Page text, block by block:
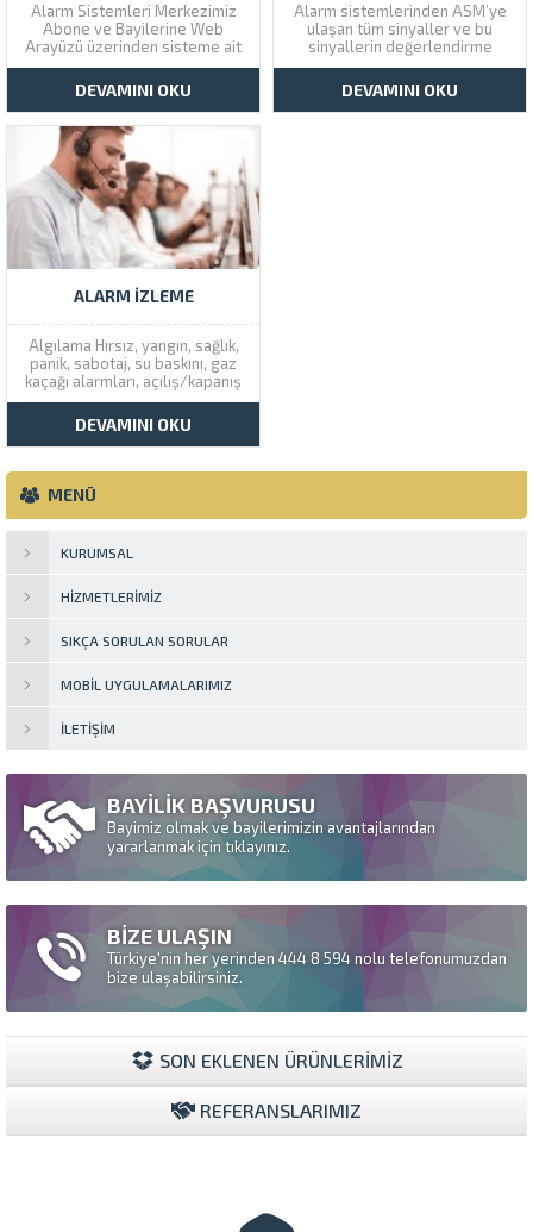
Alarm Sistemleri Merkezimiz
Abone ve Bayilerine Web
Arayüzü üzerinden sisteme ait
bilgi ve raporlarına on-line
ulaşma imkanı sunar. Alarm
Sistemleri Merkezimiz
tarafından izlenen müşteri ve
bayilerine vereceğimiz kullanıcı
kodu ve şifre sayesinde
sisteme güvenli bir şekilde giriş
yapabilir ve sisteme...
DEVAMINI OKU
Alarm sistemlerinden ASM’ye
ulaşan tüm sinyaller ve bu
sinyallerin değerlendirme
raporları abonelere
günlük,haftalık veya aylık olarak
E-Posta yolu ile ulaştırılır.
Raporlar üzerinden alınan alarm
DEVAMINI OKU
ALARM İZLEME
Algılama Hırsız, yangın, sağlık,
panik, sabotaj, su baskını, gaz
kaçağı alarmları, açılış/kapanış
takibi, akü arızası vb. gibi
sinyaller, operatörlerimiz
tarafından profesyonelce
değerlendirilir. Bölgelerden
gelen alarmlar bölge
isimleriyle birlikte
raporlandırılır (Giriş Manyetik
Kontak, Hol Pır vb.). Panik
DEVAMINI OKU
MENÜ
KURUMSAL
HIZMETLERIMIZ
SIKÇA SORULAN SORULAR
MOBIL UYGULAMALARIMIZ
İLETIŞIM
BAYİLİK BAŞVURUSU
Bayimiz olmak ve bayilerimizin avantajlarından
yararlanmak için tıklayınız.
BİZE ULAŞIN
Türkiye'nin her yerinden 444 8 594 nolu telefonumuzdan
bize ulaşabilirsiniz.
SON EKLENEN ÜRÜNLERİMİZ
REFERANSLARIMIZ